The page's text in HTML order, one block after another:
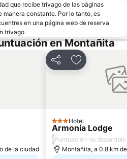
que recibe trivago de las páginas
manera constante. Por lo tanto, es
en una página web de reserva
trivago.
en Montañita
de la ciudad
CompartirAgregar a
3 Estrellas
Hotel
Armonía Lodge
/Puntuación no disponible
Montañita, a 0.8 km